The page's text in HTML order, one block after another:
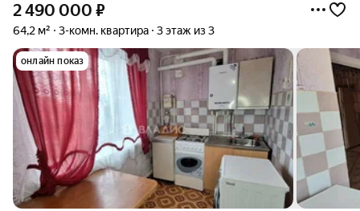
2 490 000 ₽
64,2 м² 3-комн. квартира 3 этаж из 3
онлайн показ